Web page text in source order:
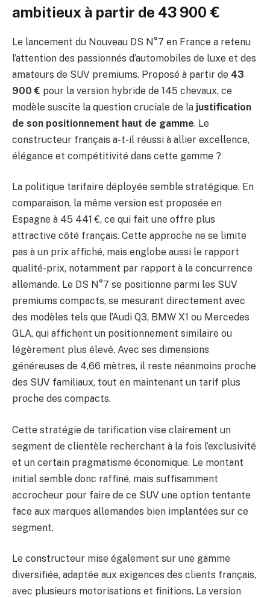
ambitieux à partir de 43 900 €
Le lancement du Nouveau DS N°7 en France a retenu
l’attention des passionnés d’automobiles de luxe et des
amateurs de SUV premiums. Proposé à partir de 43
900 € pour la version hybride de 145 chevaux, ce
modèle suscite la question cruciale de la justification
de son positionnement haut de gamme. Le
constructeur français a-t-il réussi à allier excellence,
élégance et compétitivité dans cette gamme ?
La politique tarifaire déployée semble stratégique. En
comparaison, la même version est proposée en
Espagne à 45 441 €, ce qui fait une offre plus
attractive côté français. Cette approche ne se limite
pas à un prix affiché, mais englobe aussi le rapport
qualité-prix, notamment par rapport à la concurrence
allemande. Le DS N°7 se positionne parmi les SUV
premiums compacts, se mesurant directement avec
des modèles tels que l’Audi Q3, BMW X1 ou Mercedes
GLA, qui affichent un positionnement similaire ou
légèrement plus élevé. Avec ses dimensions
généreuses de 4,66 mètres, il reste néanmoins proche
des SUV familiaux, tout en maintenant un tarif plus
proche des compacts.
Cette stratégie de tarification vise clairement un
segment de clientèle recherchant à la fois l’exclusivité
et un certain pragmatisme économique. Le montant
initial semble donc raffiné, mais suffisamment
accrocheur pour faire de ce SUV une option tentante
face aux marques allemandes bien implantées sur ce
segment.
Le constructeur mise également sur une gamme
diversifiée, adaptée aux exigences des clients français,
avec plusieurs motorisations et finitions. La version